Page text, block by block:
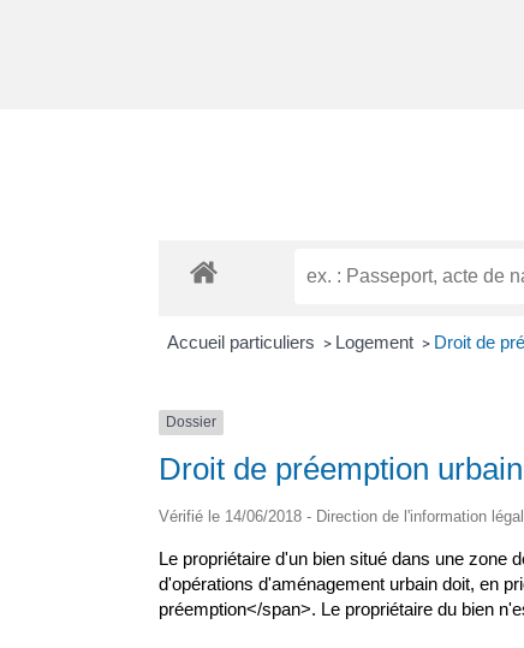
Accueil particuliers > Logement > Droit de
Dossier
Droit de préemption
Vérifié le 14/06/2018 - Direction de l'information
Le propriétaire d'un bien situé dans une zone
d'opérations d'aménagement urbain doit, en
préemption</span>. Le propriétaire du bien